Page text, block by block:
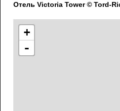
Отель Victoria Tower © Tord-
+
-